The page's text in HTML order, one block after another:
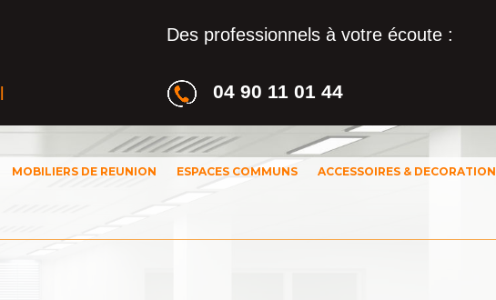
Des professionnels à votre écoute :
04 90 11 01 44
MOBILIERS DE REUNION ESPACES COMMUNS ACCESSOIRES & DECORATION